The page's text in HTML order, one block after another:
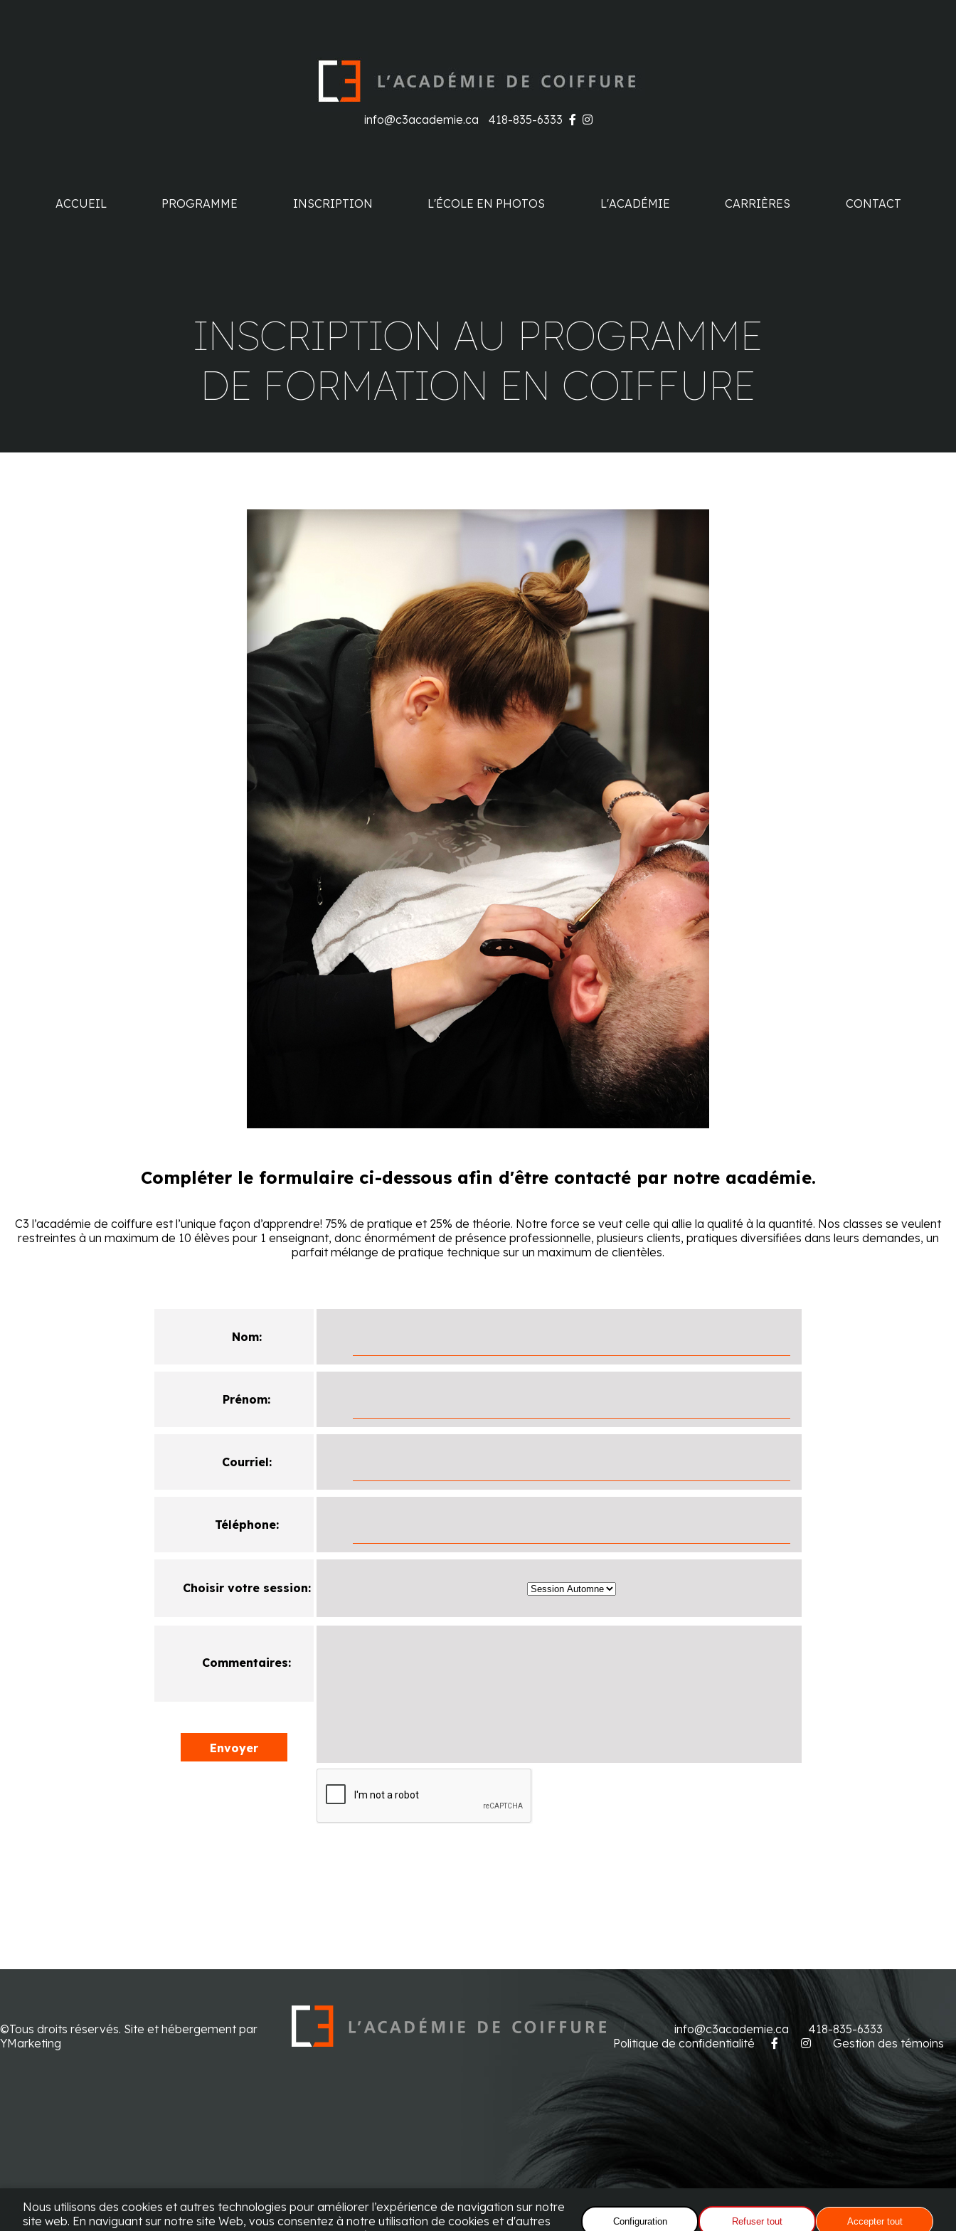
info@c3academie.ca 418-835-6333
ACCUEIL PROGRAMME INSCRIPTION L'ÉCOLE EN PHOTOS L'ACADÉMIE CARRIÈRES CONTACT
INSCRIPTION AU PROGRAMME
DE FORMATION EN COIFFURE
Compléter le formulaire ci-dessous afin d'être contacté par notre académie.
C3 l’académie de coiffure est l’unique façon d’apprendre! 75% de pratique et 25% de théorie. Notre force se veut celle qui allie la qualité à la quantité. Nos classes se veulent
restreintes à un maximum de 10 élèves pour 1 enseignant, donc énormément de présence professionnelle, plusieurs clients, pratiques diversifiées dans leurs demandes, un
parfait mélange de pratique technique sur un maximum de clientèles.
Nom:
Prénom:
Courriel:
Téléphone:
Choisir votre session:
Commentaires:
Envoyer
©Tous droits réservés. Site et hébergement par
YMarketing
info@c3academie.ca
418-835-6333
Gestion des témoins
Politique de confidentialité
Nous utilisons des cookies et autres technologies pour améliorer l’expérience de navigation sur notre
site web. En naviguant sur notre site Web, vous consentez à notre utilisation de cookies et d'autres
Configuration Refuser tout Accepter tout